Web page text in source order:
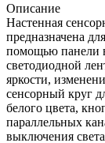
Описание
Настенная
предназначена
помощью панели
светодиодной
яркости,
сенсорный круг
белого цвета,
параллельных
выключения